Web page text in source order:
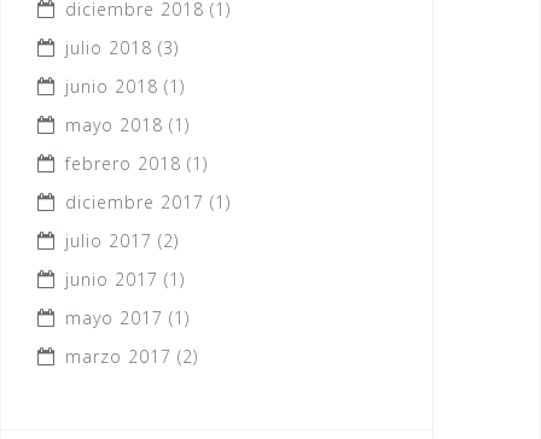
diciembre 2018 (1)
julio 2018 (3)
junio 2018 (1)
mayo 2018 (1)
febrero 2018 (1)
diciembre 2017 (1)
julio 2017 (2)
junio 2017 (1)
mayo 2017 (1)
marzo 2017 (2)